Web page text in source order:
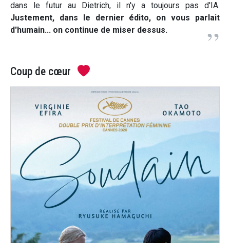
dans le futur au Dietrich, il n'y a toujours pas d'IA.
Justement, dans le dernier édito, on vous parlait
d'humain... on continue de miser dessus.
Coup de cœur